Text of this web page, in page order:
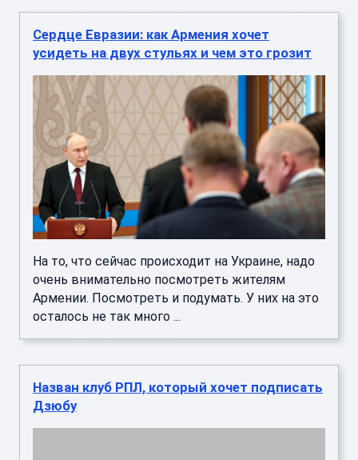
Сердце Евразии: как Армения хочет
усидеть на двух стульях и чем это грозит
На то, что сейчас происходит на Украине, надо
очень внимательно посмотреть жителям
Армении. Посмотреть и подумать. У них на это
осталось не так много ...
Назван клуб РПЛ, который хочет подписать
Дзюбу